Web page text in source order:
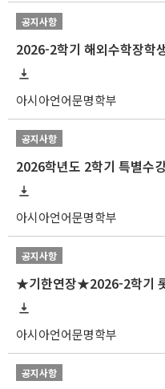
공지사항
2026-2학기 해외수학장학
아시아언어문명학부
공지사항
2026학년도 2학기 특별수
아시아언어문명학부
공지사항
아시아언어문명학부
공지사항